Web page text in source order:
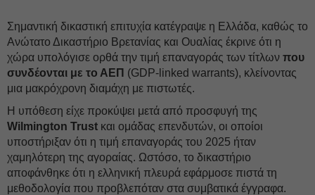
Σημαντική δικαστική επιτυχία κατέγραψε η Ελλάδα, καθώς το
Ανώτατο Δικαστήριο Βρετανίας και Ουαλίας έκρινε ότι η
χώρα υπολόγισε ορθά την τιμή επαναγοράς των τίτλων που
συνδέονται με το ΑΕΠ (GDP-linked warrants), κλείνοντας
μια μακρόχρονη διαμάχη με πιστωτές.
Η υπόθεση είχε προκύψει μετά από προσφυγή της
Wilmington Trust και ομάδας επενδυτών, οι οποίοι
υποστήριξαν ότι η τιμή επαναγοράς του 2025 ήταν
χαμηλότερη της αγοραίας. Ωστόσο, το δικαστήριο
αποφάνθηκε ότι η ελληνική πλευρά εφάρμοσε πιστά τη
μεθοδολογία που προβλεπόταν στα συμβατικά έγγραφα.